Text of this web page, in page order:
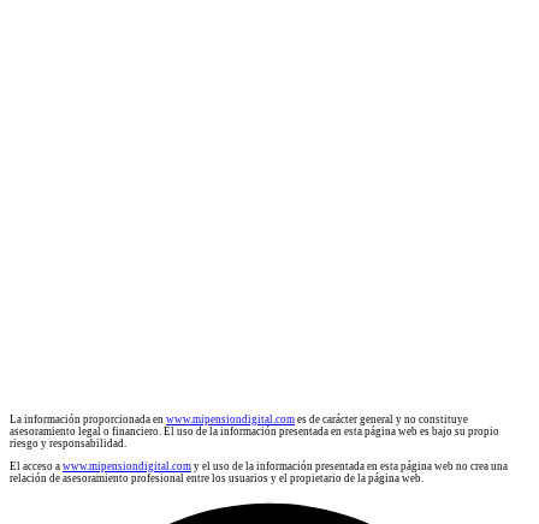
La información proporcionada en www.mipensiondigital.com es de carácter general y no constituye
asesoramiento legal o financiero. El uso de la información presentada en esta página web es bajo su propio
riesgo y responsabilidad.
El acceso a www.mipensiondigital.com y el uso de la información presentada en esta página web no crea una
relación de asesoramiento profesional entre los usuarios y el propietario de la página web.